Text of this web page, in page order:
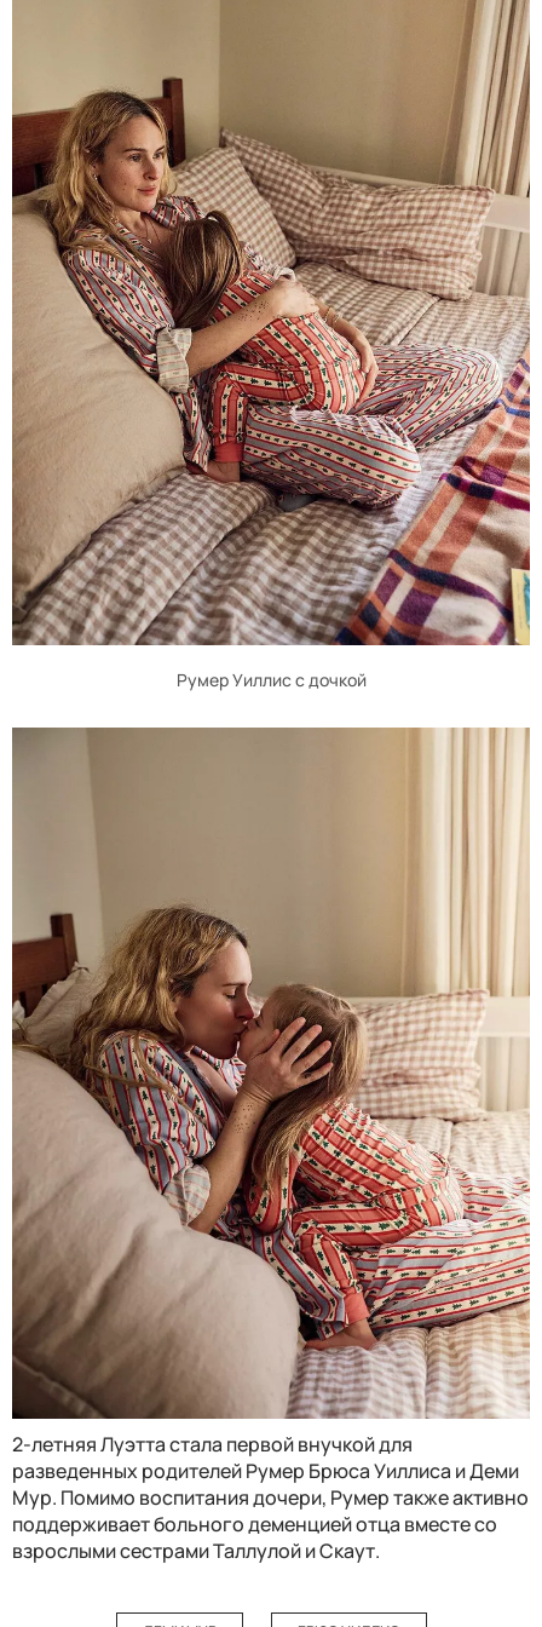
Румер Уиллис с дочкой
2-летняя Луэтта стала первой внучкой для
разведенных родителей Румер Брюса Уиллиса и Деми
Мур. Помимо воспитания дочери, Румер также активно
поддерживает больного деменцией отца вместе со
взрослыми сестрами Таллулой и Скаут.